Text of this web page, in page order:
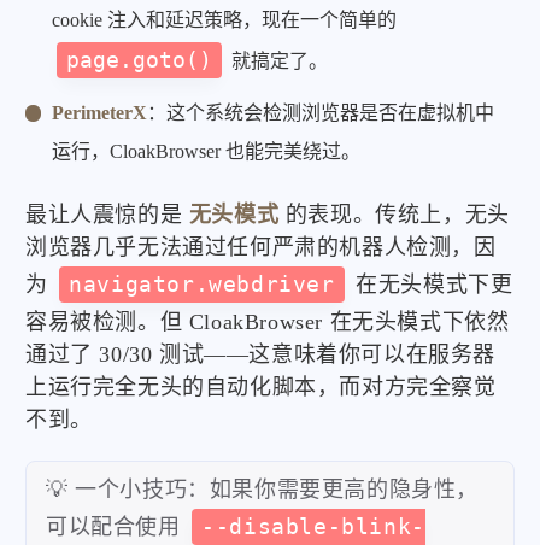
cookie 注入和延迟策略，现在一个简单的
page.goto() 就搞定了。
PerimeterX ：这个系统会检测浏览器是否在虚拟机中
运行，CloakBrowser 也能完美绕过。
最让人震惊的是 无头模式 的表现。传统上，无头
浏览器几乎无法通过任何严肃的机器人检测，因
为
navigator.webdriver
在无头模式下更
容易被检测。但 CloakBrowser 在无头模式下依然
通过了 30/30 测试——这意味着你可以在服务器
上运行完全无头的自动化脚本，而对方完全察觉
不到。
💡 一个小技巧：如果你需要更高的隐身性，
可以配合使用
--disable-blink-